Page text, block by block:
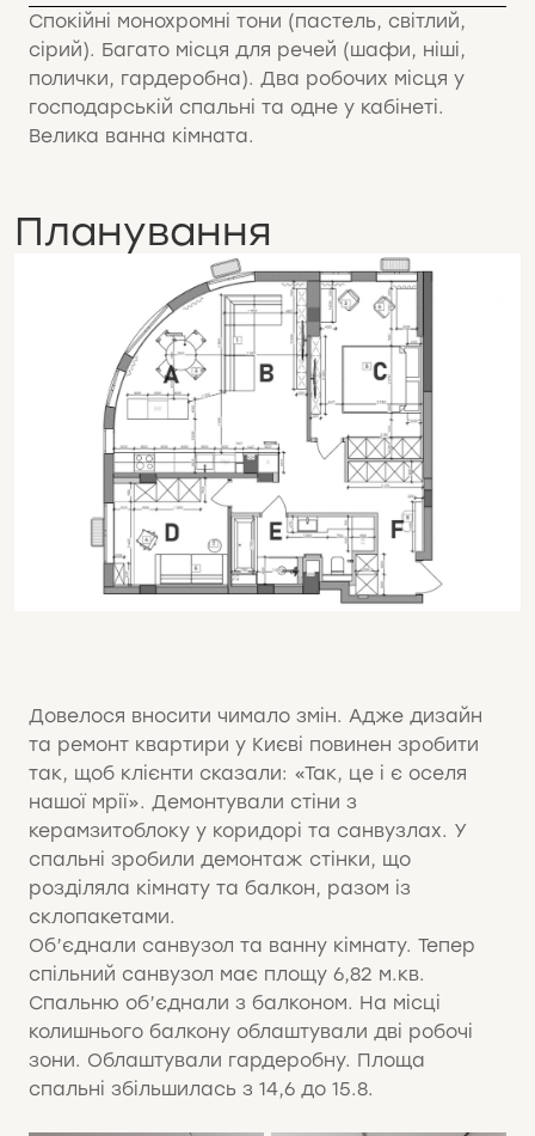
Спокійні монохромні тони (пастель, світлий,
сірий). Багато місця для речей (шафи, ніші,
полички, гардеробна). Два робочих місця у
господарській спальні та одне у кабінеті.
Велика ванна кімната.
Планування
Довелося вносити чимало змін. Адже дизайн
та ремонт квартири у Києві повинен зробити
так, щоб клієнти сказали: «Так, це і є оселя
нашої мрії». Демонтували стіни з
керамзитоблоку у коридорі та санвузлах. У
спальні зробили демонтаж стінки, що
розділяла кімнату та балкон, разом із
склопакетами.
Об’єднали санвузол та ванну кімнату. Тепер
спільний санвузол має площу 6,82 м.кв.
Спальню об’єднали з балконом. На місці
колишнього балкону облаштували дві робочі
зони. Облаштували гардеробну. Площа
спальні збільшилась з 14,6 до 15.8.